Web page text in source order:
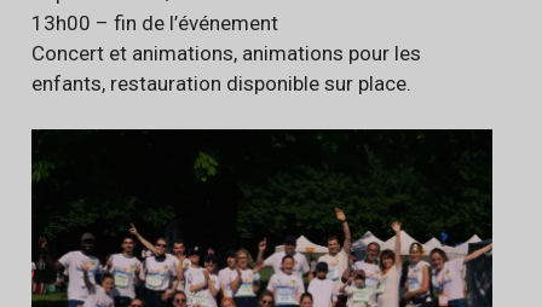
13h00 – fin de l’événement
Concert et animations, animations pour les
enfants, restauration disponible sur place.